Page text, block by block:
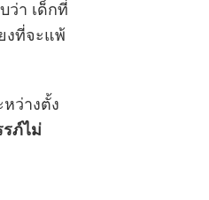
ว่า เด็กที่
งที่จะแพ้
ว่างตั้ง
รภ์ไม่